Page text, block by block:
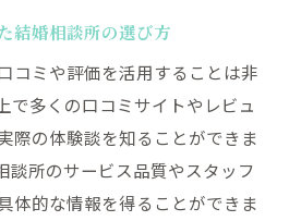
ナー像を明確にする方法
験から学ぶ自己分析
ンセラーに伝える重要性
ための自己改善のポイント
結婚相談所の選び方
コミや評価を活用することは非
で多くの口コミサイトやレビュ
際の体験談を知ることができま
談所のサービス品質やスタッフ
体的な情報を得ることができま